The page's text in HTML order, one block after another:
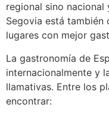
regional sino nacional
Segovia está
lugares con mejor
La gastronomía de
internacionalmente y
llamativas. Entre los
encontrar: